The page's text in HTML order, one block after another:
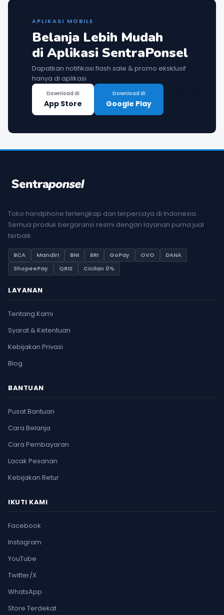
APLIKASI MOBILE
Belanja Lebih Mudah
di Aplikasi SentraPonsel
Dapatkan notifikasi flash sale & promo eksklusif
hanya di aplikasi
Download di
App Store
Download di
Google Play
Toko handphone terlengkap dan terpercaya di Indonesia.
Semua produk bergaransi resmi dengan layanan purna jual
terbaik.
BCA Mandiri BNI BRI GoPay OVO
DANA
ShopeePay
QRIS Cicilan 0%
LAYANAN
Tentang Kami
Syarat & Ketentuan
Kebijakan Privasi
Blog
BANTUAN
Pusat Bantuan
Cara Belanja
Cara Pembayaran
Lacak Pesanan
Kebijakan Retur
IKUTI KAMI
Facebook
Instagram
YouTube
Twitter/X
WhatsApp
Store Terdekat